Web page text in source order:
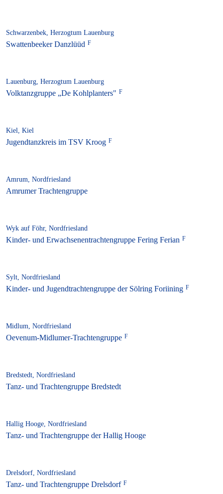
Schwarzenbek, Herzogtum Lauenburg
Swattenbeeker Danzlüüd
Lauenburg, Herzogtum Lauenburg
Volktanzgruppe „De Kohlplanters"
Kiel, Kiel
Jugendtanzkreis im TSV Kroog
Amrum, Nordfriesland
Amrumer Trachtengruppe
Wyk auf Föhr, Nordfriesland
Kinder- und Erwachsenentrachtengruppe Fering Ferian
Sylt, Nordfriesland
Kinder- und Jugendtrachtengruppe der Sölring Foriining
Midlum, Nordfriesland
Oevenum-Midlumer-Trachtengruppe
Bredstedt, Nordfriesland
Tanz- und Trachtengruppe Bredstedt
Hallig Hooge, Nordfriesland
Tanz- und Trachtengruppe der Hallig Hooge
Drelsdorf, Nordfriesland
Tanz- und Trachtengruppe Drelsdorf